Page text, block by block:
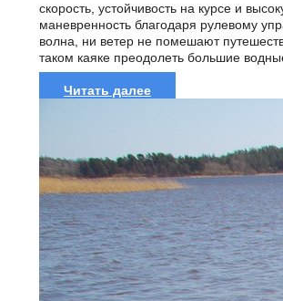
скорость, устойчивость на курсе и
маневренность благодаря рулевому
волна, ни ветер не помешают
таком каяке преодолеть большие
расстояния,...
Читать далее